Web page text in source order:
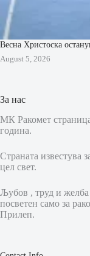
Весна Христоска
August 5, 2026
За нас
МК Ракомет
година.
Страната известува
цел свет.
Љубов , труд и желба
посветен само за
Прилеп.